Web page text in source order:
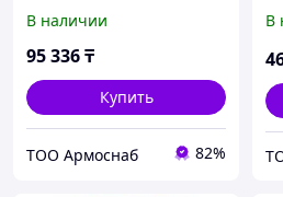
(2389901218)
В наличии
95 336₸
Купить
ТОО Армоснаб 82%
В